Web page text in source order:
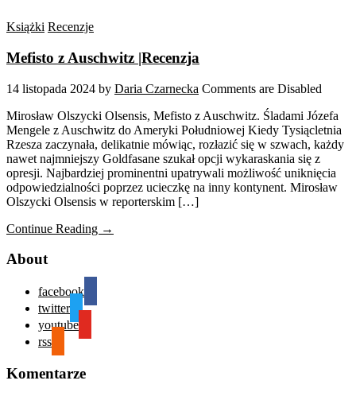
Książki Recenzje
Mefisto z Auschwitz |Recenzja
14 listopada 2024 by Daria Czarnecka Comments are Disabled
Mirosław Olszycki Olsensis, Mefisto z Auschwitz. Śladami Józefa
Mengele z Auschwitz do Ameryki Południowej Kiedy Tysiącletnia
Rzesza zaczynała, delikatnie mówiąc, rozłazić się w szwach, każdy
nawet najmniejszy Goldfasane szukał opcji wykaraskania się z
opresji. Najbardziej prominentni upatrywali możliwość uniknięcia
odpowiedzialności poprzez ucieczkę na inny kontynent. Mirosław
Olszycki Olsensis w reporterskim […]
Continue Reading →
About
facebook
twitter
youtube
rss
Komentarze